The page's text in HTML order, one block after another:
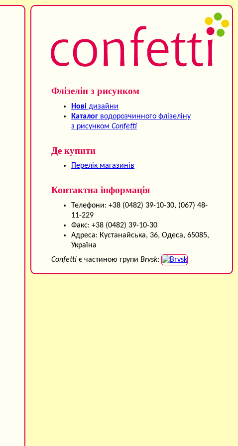
Флізелін з рисунком
Нові дизайни
Каталог водорозчинного флізеліну
з рисункомConfetti
Де купити
Перелік магазинів
Контактна інформація
Телефони: +38 (0482) 39-10-30, (067) 48-
11-229
Факс: +38 (0482) 39-10-30
Адреса: Кустанайська, 36, Одеса, 65085,
Україна
Confetti є частиною групиBrvsk: